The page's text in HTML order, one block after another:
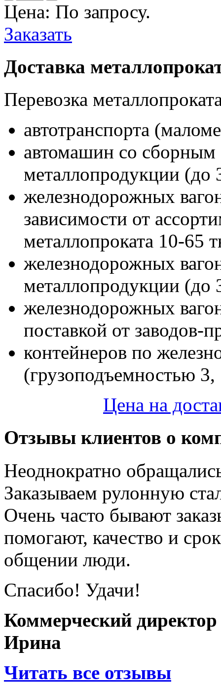
Цена: По запросу.
Заказать
Доставка
Перевозка
автотранспорта
автомашин со сборным
металлопродукции (до
железнодорожных
зависимости от
металлопроката 10-65
железнодорожных
металлопродукции (до
железнодорожных
поставкой от заводов-
контейнеров по
(грузоподъемностью
Цена на
Отзывы клиентов о
Неоднократно
Заказываем рулонную
Очень часто бывают
помогают, качество и
общении люди.
Спасибо! Удачи!
Коммерческий
Ирина
Читать все отзывы